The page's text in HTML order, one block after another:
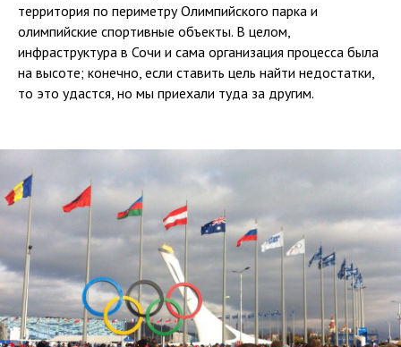
территория по периметру Олимпийского парка и
олимпийские спортивные объекты. В целом,
инфраструктура в Сочи и сама организация процесса была
на высоте; конечно, если ставить цель найти недостатки,
то это удастся, но мы приехали туда за другим.